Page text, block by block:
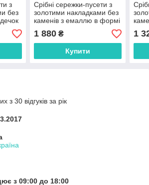
з
без
Срібні сережки-пусети з
золотими накладками без
каменів з емаллю в формі
кола (0,6 см) РН-231
1 880₴
Купити
РН-
1
з 30 відгуків за рік
з 09:00 до 18:00